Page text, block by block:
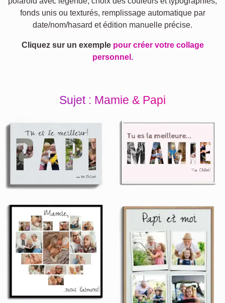
fonds unis ou texturés, remplissage automatique par
date/nom/hasard et édition manuelle précise.
Cliquez sur un exemple pour créer votre collage
personnel.
Sujet : Mamie & Papi